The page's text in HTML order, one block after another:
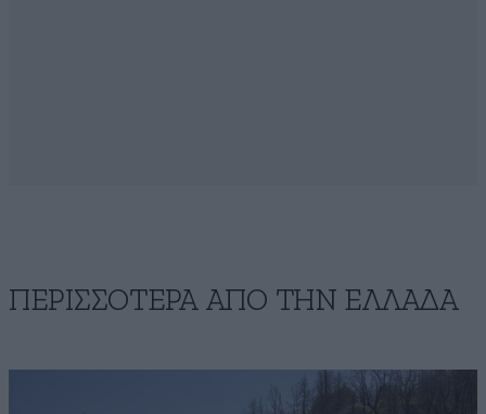
ΠΕΡΙΣΣΟΤΕΡΑ ΑΠΟ ΤΗΝ ΕΛΛΑΔΑ